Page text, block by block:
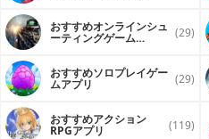
おすすめオンラインシュ
ーティングゲーム (29)
おすすめソロプレイゲー
ムアプリ (29)
おすすめアクション
RPGアプリ (119)